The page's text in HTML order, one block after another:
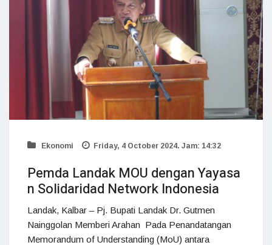
Ekonomi Friday, 4 October 2024. Jam: 14:32
Pemda Landak MOU dengan Yayasa
n Solidaridad Network Indonesia
Landak, Kalbar – Pj. Bupati Landak Dr. Gutmen
Nainggolan Memberi Arahan Pada Penandatangan
Memorandum of Understanding (MoU) antara